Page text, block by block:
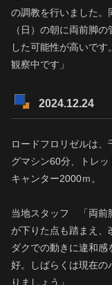
の調教を行いました。
（日）の朝に両前脚
した可能性が高いで
観察中です」
2024.12.24
ロードフロリゼルは
グマシン60分、トレ
キャンター2000ｍ。
当地スタッフ 「両前
が下りた点も踏まえ、
ダクでの動きに違和
好。しばらくは現在の
りましょう」